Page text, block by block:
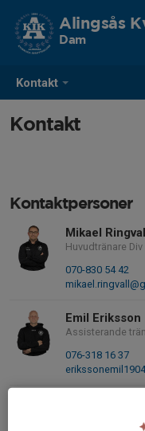
Kontakt
Alingsås
Dam
Kontakt
Kontaktpersoner
Mikael
Huvudtränare Div
070-830 54 42
Emil Eriksson
Assisterande
076-318 16 37
Assisterande